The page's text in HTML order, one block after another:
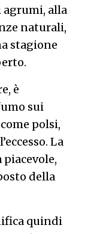
alla
naturali,
stagione
è
sui
polsi,
La
piacevole,
della
quindi